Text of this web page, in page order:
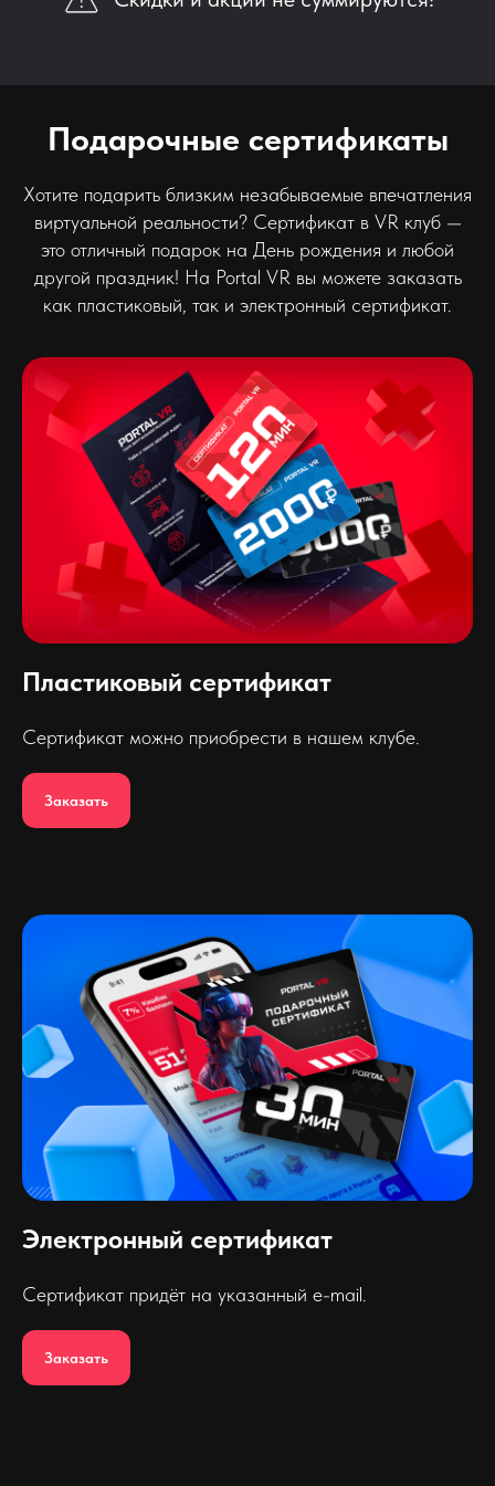
Подарочные сертификаты
Хотите подарить близким незабываемые впечатления
виртуальной реальности? Сертификат в VR клуб —
это отличный подарок на День рождения и любой
другой праздник! На Portal VR вы можете заказать
как пластиковый, так и электронный сертификат.
Пластиковый сертификат
Сертификат можно приобрести в нашем клубе.
Заказать
Электронный сертификат
Сертификат придёт на указанный e-mail.
Заказать